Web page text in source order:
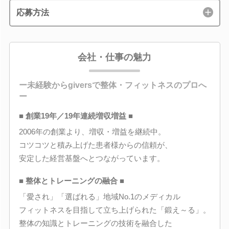
応募方法
会社・仕事の魅力
ー未経験からgiversで整体・フィットネスのプロへ
ー
■ 創業19年／19年連続増収増益 ■
2006年の創業より、増収・増益を継続中。
コツコツと積み上げた患者様からの信頼が、
安定した経営基盤へとつながっています。
■ 整体とトレーニングの融合 ■
「愛され」「選ばれる」地域No.1のメディカル
フィットネスを目指して立ち上げられた「鍛え～る」。
整体の知識とトレーニングの技術を融合した